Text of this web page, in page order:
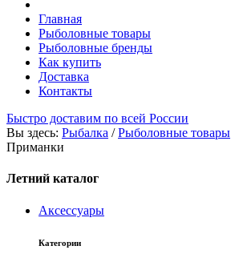
Главная
Рыболовные товары
Рыболовные бренды
Как купить
Доставка
Контакты
Быстро доставим по всей России
Вы здесь: Рыбалка /Рыболовные товары
Приманки
Летний каталог
Аксессуары
Категории